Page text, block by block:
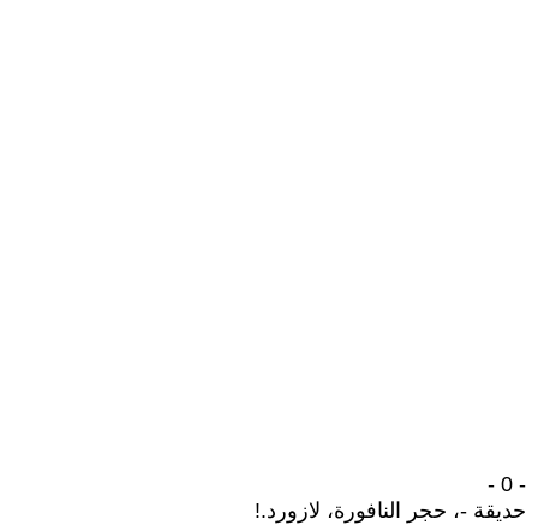
- 0 -
حديقة -، حجر النافورة، لازورد.!